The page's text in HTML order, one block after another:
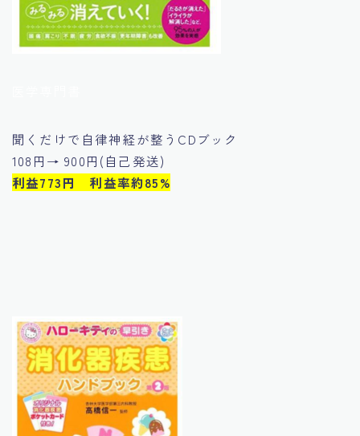
聞くだけで自律神経が整うCDブック
108円→ 900円(自己発送)
利益773円 利益率約85%